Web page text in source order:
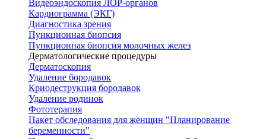
Видеоэндоскопия ЛОР-органов
Кардиограмма (ЭКГ)
Диагностика зрения
Пункционная биопсия
Пункционная биопсия молочных желез
Дерматологические процедуры
Дерматоскопия
Удаление бородавок
Криодеструкция бородавок
Удаление родинок
Фототерапия
Пакет обследования для женщин "Планирование
беременности"